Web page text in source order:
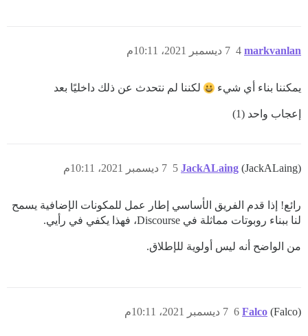
markvanlan 7 ديسمبر 2021، 10:11م 4
يمكننا بناء أي شيء لكننا لم نتحدث عن ذلك داخليًا بعد
إعجاب واحد (1)
JackALaing (JackALaing) 7 ديسمبر 2021، 10:11م 5
رائع! إذا قدم الفريق الأساسي إطار عمل للمكونات الإضافية يسمح
لنا ببناء روبوتات مماثلة في Discourse، فهذا يكفي في رأيي.
من الواضح أنه ليس أولوية للإطلاق.
Falco (Falco) 7 ديسمبر 2021، 10:11م 6